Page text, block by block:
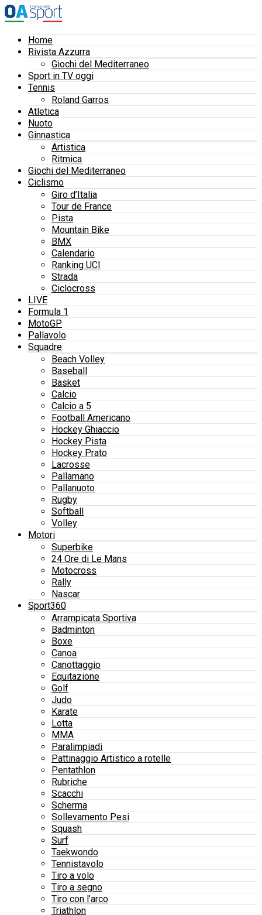
Home
Rivista Azzurra
Giochi del Mediterraneo
Sport in TV oggi
Tennis
Roland Garros
Atletica
Nuoto
Ginnastica
Artistica
Ritmica
Giochi del Mediterraneo
Ciclismo
Giro d’Italia
Tour de France
Pista
Mountain Bike
BMX
Calendario
Ranking UCI
Strada
Ciclocross
LIVE
Formula 1
MotoGP
Pallavolo
Squadre
Beach Volley
Baseball
Basket
Calcio
Calcio a 5
Football Americano
Hockey Ghiaccio
Hockey Pista
Hockey Prato
Lacrosse
Pallamano
Pallanuoto
Rugby
Softball
Volley
Motori
Superbike
24 Ore di Le Mans
Motocross
Rally
Nascar
Sport360
Arrampicata Sportiva
Badminton
Boxe
Canoa
Canottaggio
Equitazione
Golf
Judo
Karate
Lotta
MMA
Paralimpiadi
Pattinaggio Artistico a rotelle
Pentathlon
Rubriche
Scacchi
Scherma
Sollevamento Pesi
Squash
Surf
Taekwondo
Tennistavolo
Tiro a volo
Tiro a segno
Tiro con l’arco
Triathlon